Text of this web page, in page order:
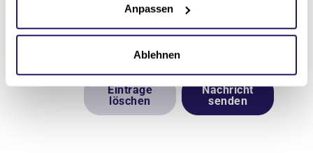
Anpassen
Ablehnen
datenschutz(at)jsd.de
widerrufen
werden.
Einträge
löschen
Nachricht
senden